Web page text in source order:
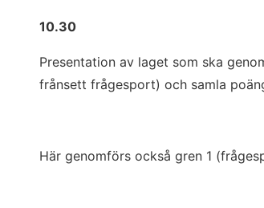
10.30
Presentation av laget som ska
frånsett frågesport) och samla
Här genomförs också gren 1